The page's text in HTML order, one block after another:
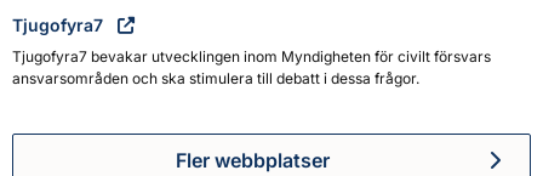
Tjugofyra7
Tjugofyra7 bevakar utvecklingen inom Myndigheten för civilt försvars
ansvarsområden och ska stimulera till debatt i dessa frågor.
Fler webbplatser